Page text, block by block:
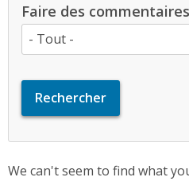
Faire des
We can't seem to find what